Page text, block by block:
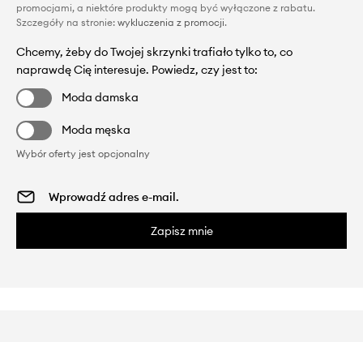
promocjami, a niektóre produkty mogą być wyłączone z rabatu.
Szczegóły na stronie: wykluczenia z promocji.
Chcemy, żeby do Twojej skrzynki trafiało tylko to, co
naprawdę Cię interesuje. Powiedz, czy jest to:
Moda damska
Moda męska
Wybór oferty jest opcjonalny
Zapisz mnie